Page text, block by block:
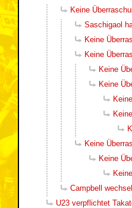
Keine
Saschigaol
Keine
Keine
Keine
Keine
Keine
Keine
Campbell
U23 verpflichtet